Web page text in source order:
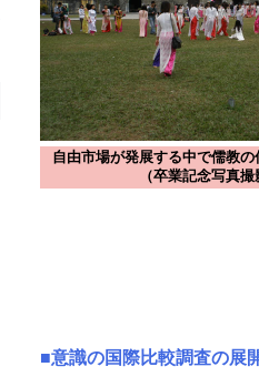
自由市場が発展する中で儒教
（卒業記念写真
■意識の国際比較調査の展